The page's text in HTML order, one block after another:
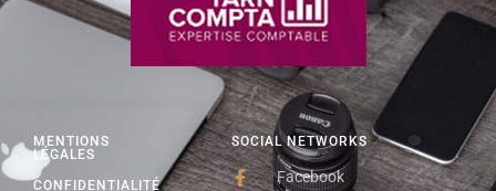
SOCIAL NETWORKS
Facebook
MENTIONS
LÉGALES
CONFIDENTIALITÉ